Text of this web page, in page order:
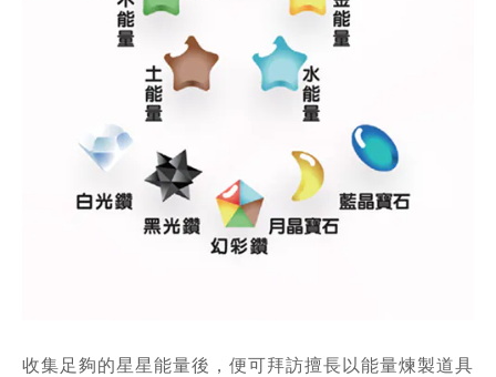
收集足夠的星星能量後，便可拜訪擅長以能量煉製道具